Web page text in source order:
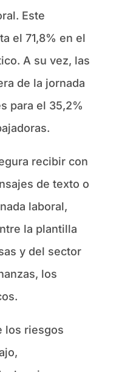
Este
el 71,8% en el
A su vez, las
de la jornada
para el 35,2%
recibir con
de texto o
laboral,
la plantilla
y del sector
los
los riesgos